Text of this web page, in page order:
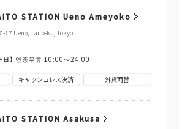
STATION Ueno Ameyoko
17 Ueno, Taito-ku, Tokyo
日】 연중무휴 10:00～24:00
キャッシュレス決済 外貨両替
STATION Asakusa